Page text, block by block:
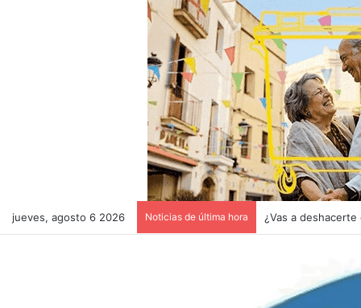
jueves, agosto 6 2026 Noticias de última hora ¿Vas a